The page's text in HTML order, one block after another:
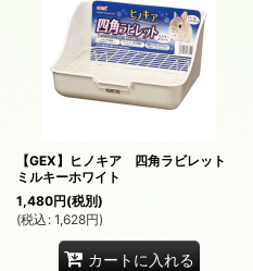
【GEX】ヒノキア 四角ラビレット
ミルキーホワイト
1,480円(税別)
(税込 : 1,628円)
カートに入れる